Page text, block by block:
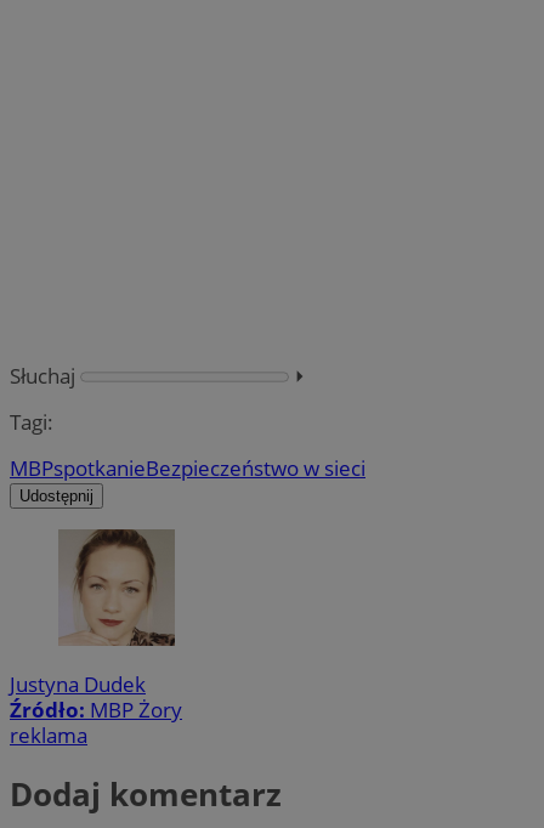
Słuchaj
⏵︎
Tagi:
MBPspotkanieBezpieczeństwo w sieci
Udostępnij
Justyna Dudek
Źródło: MBP Żory
reklama
Dodaj komentarz